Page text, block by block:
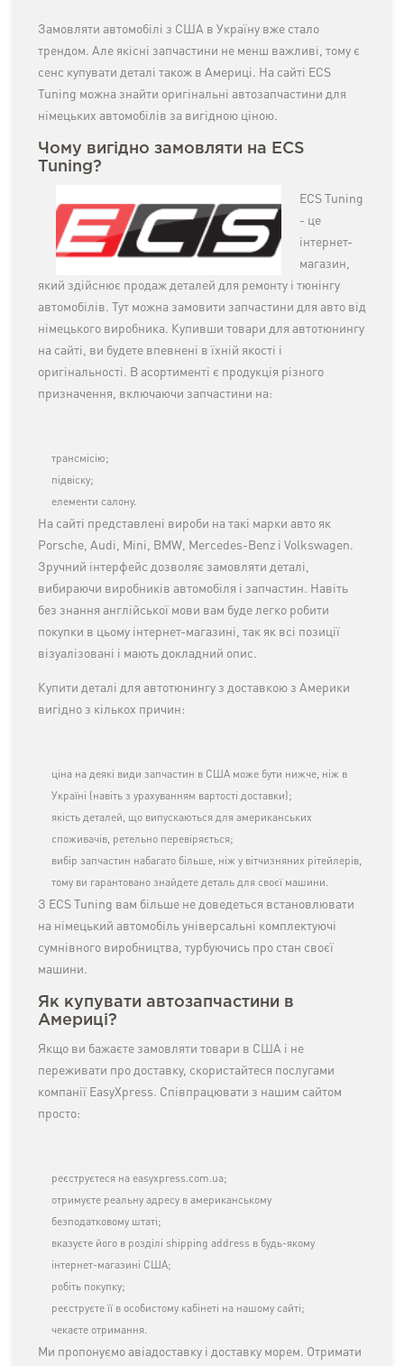
Замовляти автомобілі з США в Україну вже стало
трендом. Але якісні запчастини не менш важливі, тому є
сенс купувати деталі також в Америці. На сайті ECS
Tuning можна знайти оригінальні автозапчастини для
німецьких автомобілів за вигідною ціною.
Чому вигідно замовляти на ECS
Tuning?
ECS Tuning
- це
інтернет-
магазин,
який здійснює продаж деталей для ремонту і тюнінгу
автомобілів. Тут можна замовити запчастини для авто від
німецького виробника. Купивши товари для автотюнингу
на сайті, ви будете впевнені в їхній якості і
оригінальності. В асортименті є продукція різного
призначення, включаючи запчастини на:
трансмісію;
підвіску;
елементи салону.
На сайті представлені вироби на такі марки авто як
Porsche, Audi, Mini, BMW, Mercedes-Benz і Volkswagen.
Зручний інтерфейс дозволяє замовляти деталі,
вибираючи виробників автомобіля і запчастин. Навіть
без знання англійської мови вам буде легко робити
покупки в цьому інтернет-магазині, так як всі позиції
візуалізовані і мають докладний опис.
Купити деталі для автотюнингу з доставкою з Америки
вигідно з кількох причин:
ціна на деякі види запчастин в США може бути нижче, ніж в
Україні (навіть з урахуванням вартості доставки);
якість деталей, що випускаються для американських
споживачів, ретельно перевіряється;
вибір запчастин набагато більше, ніж у вітчизняних рітейлерів,
тому ви гарантовано знайдете деталь для своєї машини.
З ECS Tuning вам більше не доведеться встановлювати
на німецький автомобіль універсальні комплектуючі
сумнівного виробництва, турбуючись про стан своєї
машини.
Як купувати автозапчастини в
Америці?
Якщо ви бажаєте замовляти товари в США і не
переживати про доставку, скористайтеся послугами
компанії EasyXpress. Співпрацювати з нашим сайтом
просто:
реєструєтеся на easyxpress.com.ua;
отримуєте реальну адресу в американському
безподатковому штаті;
вказуєте його в розділі shipping address в будь-якому
інтернет-магазині США;
робіть покупку;
реєструєте її в особистому кабінеті на нашому сайті;
чекаєте отримання.
Ми пропонуємо авіадоставку і доставку морем. Отримати